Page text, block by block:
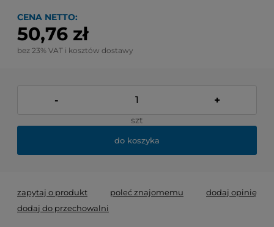
CENA NETTO:
50,76 zł
bez 23% VAT i kosztów dostawy
- +
szt
do koszyka
zapytaj o produkt poleć znajomemu
dodaj opinię
dodaj do przechowalni